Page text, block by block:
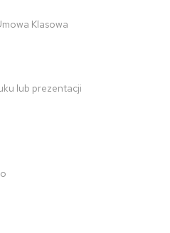
Klasowa
lub prezentacji